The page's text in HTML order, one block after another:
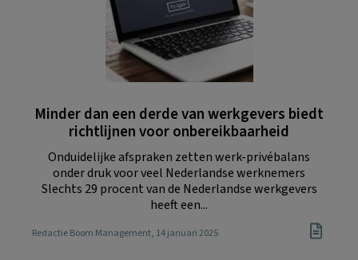
Minder dan een derde van werkgevers biedt
richtlijnen voor onbereikbaarheid
Onduidelijke afspraken zetten werk-privébalans
onder druk voor veel Nederlandse werknemers
Slechts 29 procent van de Nederlandse werkgevers
heeft een...
Redactie Boom Management, 14 januari 2025